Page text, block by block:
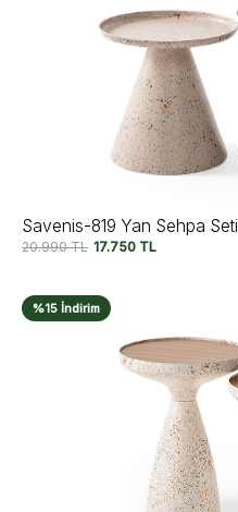
Savenis-819 Yan Sehpa Seti
20.990TL 17.750 TL
%15 İndirim